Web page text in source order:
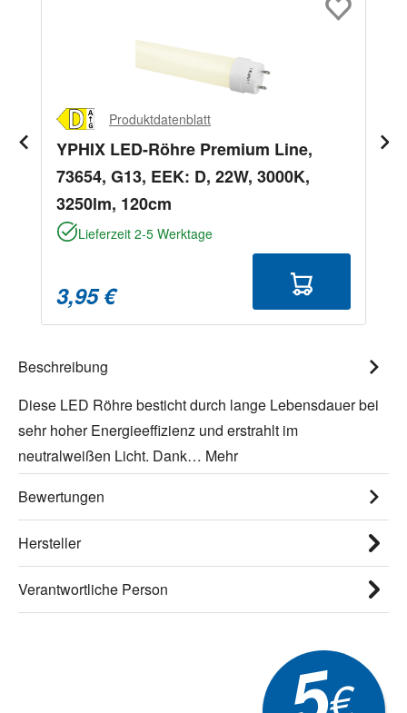
Produktdatenblatt
YPHIX LED-Röhre Premium Line,
73654, G13, EEK: D, 22W, 3000K,
3250lm, 120cm
Lieferzeit 2-5 Werktage
3,95 €
Beschreibung
Diese LED Röhre besticht durch lange Lebensdauer bei
sehr hoher Energieeffizienz und erstrahlt im
neutralweißen Licht. Dank… Mehr
Bewertungen
Hersteller
Verantwortliche Person